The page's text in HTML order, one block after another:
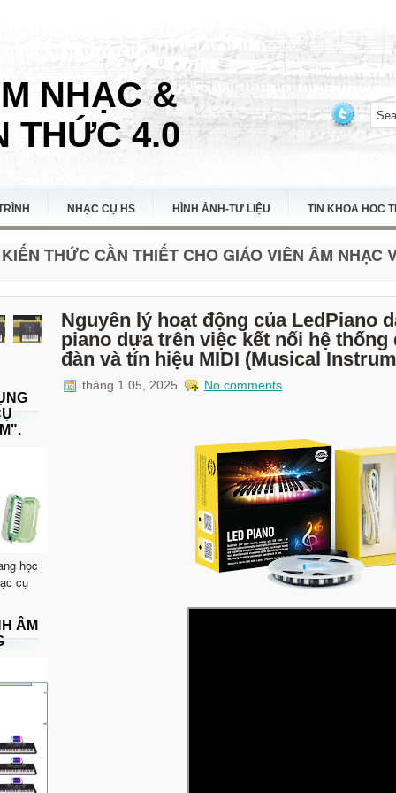
NHẠC &
THỨC 4.0
NHẠC CỤ HS HÌNH ẢNH-TƯ LIỆU TIN KHOA HOC
THỨC CẦN THIẾT CHO GIÁO VIÊN ÂM NHẠC
học
cụ
ÂM
Nguyên lý hoạt động của LedPiano
piano dựa trên việc kết nối hệ
đàn và tín hiệu MIDI (Musical
tháng 1 05, 2025 No comments